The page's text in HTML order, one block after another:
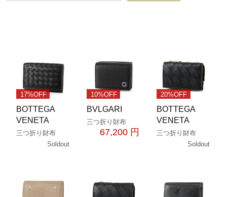
17%OFF
BOTTEGA
VENETA
三つ折り財布
Soldout
10%OFF
BVLGARI
三つ折り財布
67,200 円
20%OFF
BOTTEGA
VENETA
三つ折り財布
Soldout